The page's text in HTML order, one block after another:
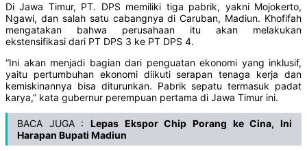
Di Jawa Timur, PT. DPS memiliki tiga pabrik, yakni Mojokerto,
Ngawi, dan salah satu cabangnya di Caruban, Madiun. Khofifah
mengatakan bahwa perusahaan itu akan melakukan
ekstensifikasi dari PT DPS 3 ke PT DPS 4.
“Ini akan menjadi bagian dari penguatan ekonomi yang inklusif,
yaitu pertumbuhan ekonomi diikuti serapan tenaga kerja dan
kemiskinannya bisa diturunkan. Pabrik sepatu termasuk padat
karya,” kata gubernur perempuan pertama di Jawa Timur ini.
BACA JUGA :
Lepas Ekspor Chip Porang ke Cina, Ini
Harapan Bupati Madiun